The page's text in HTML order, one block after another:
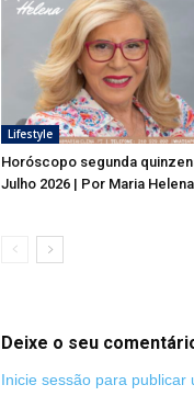
Lifestyle
Horóscopo segunda
Julho 2026 | Por Maria Helena
Deixe o seu
Inicie sessão para publicar